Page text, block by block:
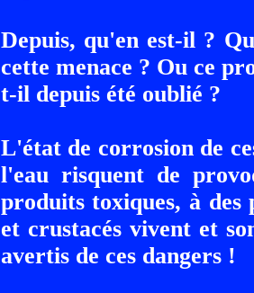
Depuis, qu'en est-il ?
cette menace ? Ou ce
t-il depuis été oublié ?
L'état de corrosion de
l'eau risquent de
produits toxiques, à des
et crustacés vivent et
avertis de ces dangers !